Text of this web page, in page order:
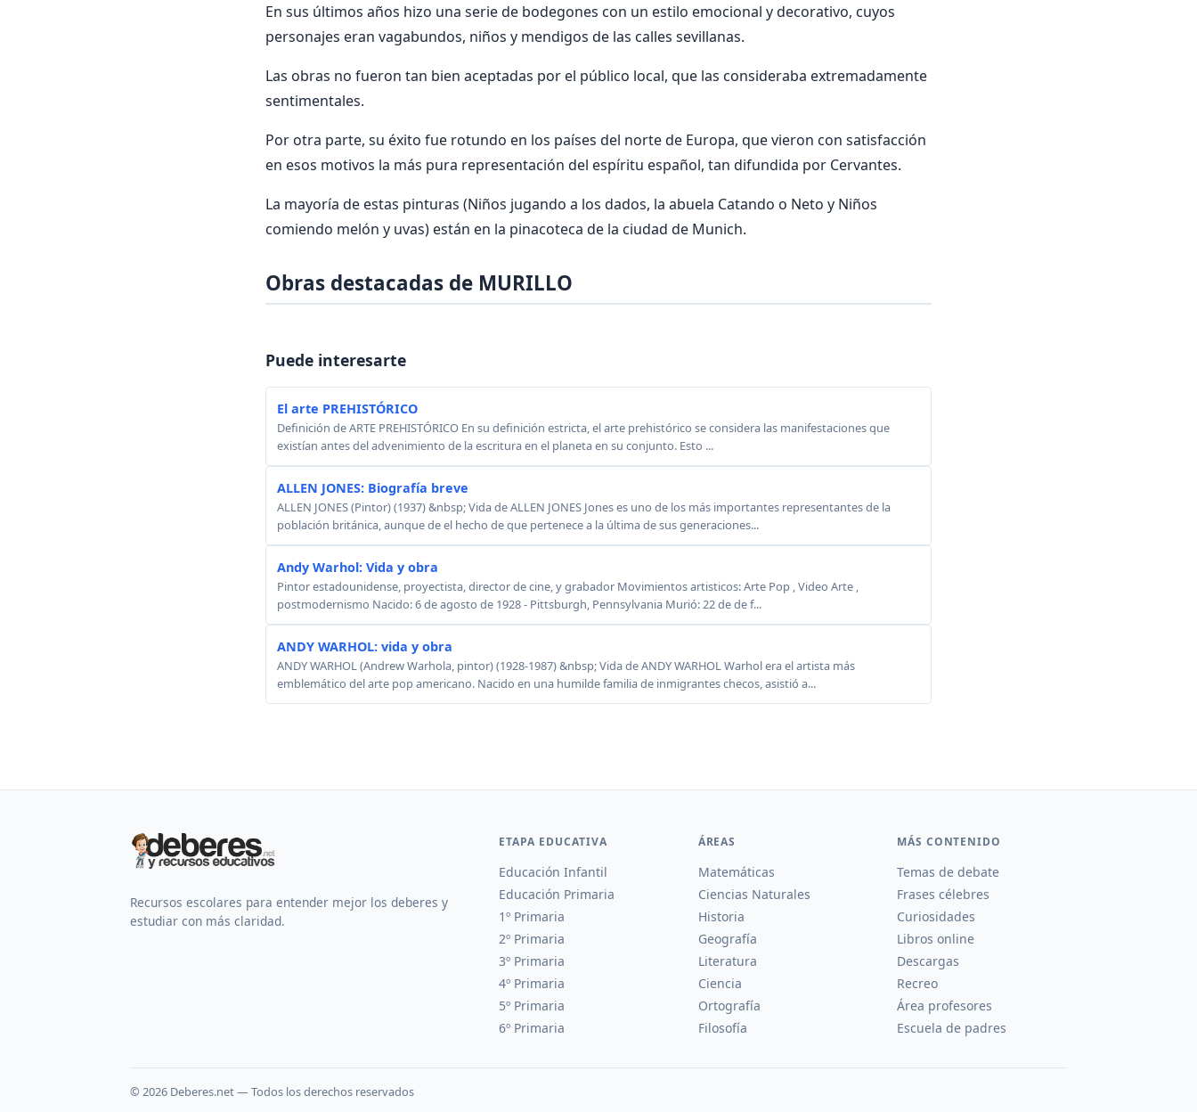
En sus últimos años hizo una serie de bodegones con un estilo emocional y decorativo, cuyos
personajes eran vagabundos, niños y mendigos de las calles sevillanas.
Las obras no fueron tan bien aceptadas por el público local, que las consideraba extremadamente
sentimentales.
Por otra parte, su éxito fue rotundo en los países del norte de Europa, que vieron con satisfacción
en esos motivos la más pura representación del espíritu español, tan difundida por Cervantes.
La mayoría de estas pinturas (Niños jugando a los dados, la abuela Catando o Neto y Niños
comiendo melón y uvas) están en la pinacoteca de la ciudad de Munich.
Obras destacadas de MURILLO
Puede interesarte
El arte PREHISTÓRICO
Definición de ARTE PREHISTÓRICO En su definición estricta, el arte prehistórico se considera las manifestaciones que
existían antes del advenimiento de la escritura en el planeta en su conjunto. Esto ...
ALLEN JONES: Biografía breve
ALLEN JONES (Pintor) (1937) &nbsp; Vida de ALLEN JONES Jones es uno de los más importantes representantes de la
población británica, aunque de el hecho de que pertenece a la última de sus generaciones...
Andy Warhol: Vida y obra
Pintor estadounidense, proyectista, director de cine, y grabador Movimientos artisticos: Arte Pop , Video Arte ,
postmodernismo Nacido: 6 de agosto de 1928 - Pittsburgh, Pennsylvania Murió: 22 de de f...
ANDY WARHOL: vida y obra
ANDY WARHOL (Andrew Warhola, pintor) (1928-1987) &nbsp; Vida de ANDY WARHOL Warhol era el artista más
emblemático del arte pop americano. Nacido en una humilde familia de inmigrantes checos, asistió a...
Recursos escolares para entender mejor los deberes y
estudiar con más claridad.
ETAPA EDUCATIVA
Educación Infantil
Educación Primaria
1º Primaria
2º Primaria
3º Primaria
4º Primaria
5º Primaria
6º Primaria
ÁREAS
Matemáticas
Ciencias Naturales
Historia
Geografía
Literatura
Ciencia
Ortografía
Filosofía
MÁS CONTENIDO
Temas de debate
Frases célebres
Curiosidades
Libros online
Descargas
Recreo
Área profesores
Escuela de padres
© 2026 Deberes.net — Todos los derechos reservados